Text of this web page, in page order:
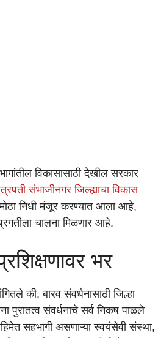
विकासासाठी देखील सरकार
संभाजीनगर जिल्ह्याचा विकास
निधी मंजूर करण्यात आला आहे,
प्रगतीला चालना मिळणार आहे.
भर
की, बारव संवर्धनासाठी जिल्हा
पुरातत्व संवर्धनाचे सर्व निकष पाळले
सहभागी असणाऱ्या स्वयंसेवी संस्था,